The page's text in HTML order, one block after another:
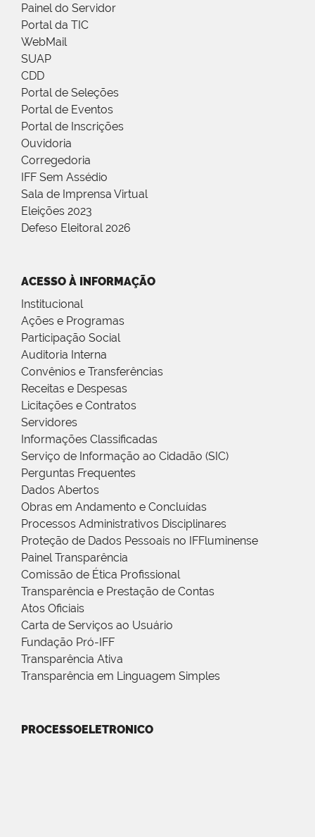
Painel do Servidor
Portal da TIC
WebMail
SUAP
CDD
Portal de Seleções
Portal de Eventos
Portal de Inscrições
Ouvidoria
Corregedoria
IFF Sem Assédio
Sala de Imprensa Virtual
Eleições 2023
Defeso Eleitoral 2026
ACESSO À INFORMAÇÃO
Institucional
Ações e Programas
Participação Social
Auditoria Interna
Convênios e Transferências
Receitas e Despesas
Licitações e Contratos
Servidores
Informações Classificadas
Serviço de Informação ao Cidadão (SIC)
Perguntas Frequentes
Dados Abertos
Obras em Andamento e Concluídas
Processos Administrativos Disciplinares
Proteção de Dados Pessoais no IFFluminense
Painel Transparência
Comissão de Ética Profissional
Transparência e Prestação de Contas
Atos Oficiais
Carta de Serviços ao Usuário
Fundação Pró-IFF
Transparência Ativa
Transparência em Linguagem Simples
PROCESSOELETRONICO